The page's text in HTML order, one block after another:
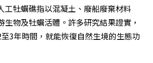
工牡蠣礁指以混凝土、廢船廢棄材料
生物及牡蠣活體。許多研究結果證實，
3年時間，就能恢復自然生境的生態功